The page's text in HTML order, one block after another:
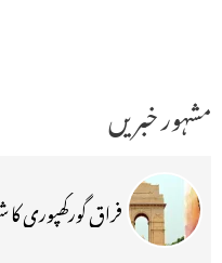
مشہور خبریں
فراق گورکھپوری